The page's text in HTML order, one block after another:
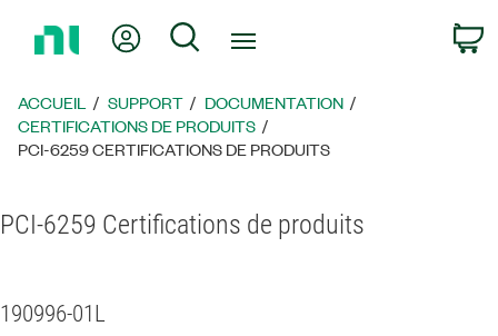
page
d’accueil
Mon compteRechercher
ACCUEIL SUPPORT
DOCUMENTATION
CERTIFICATIONS DE PRODUITS
PCI-6259 CERTIFICATIONS DE PRODUITS
PCI-6259 Certifications de produits
190996-01L